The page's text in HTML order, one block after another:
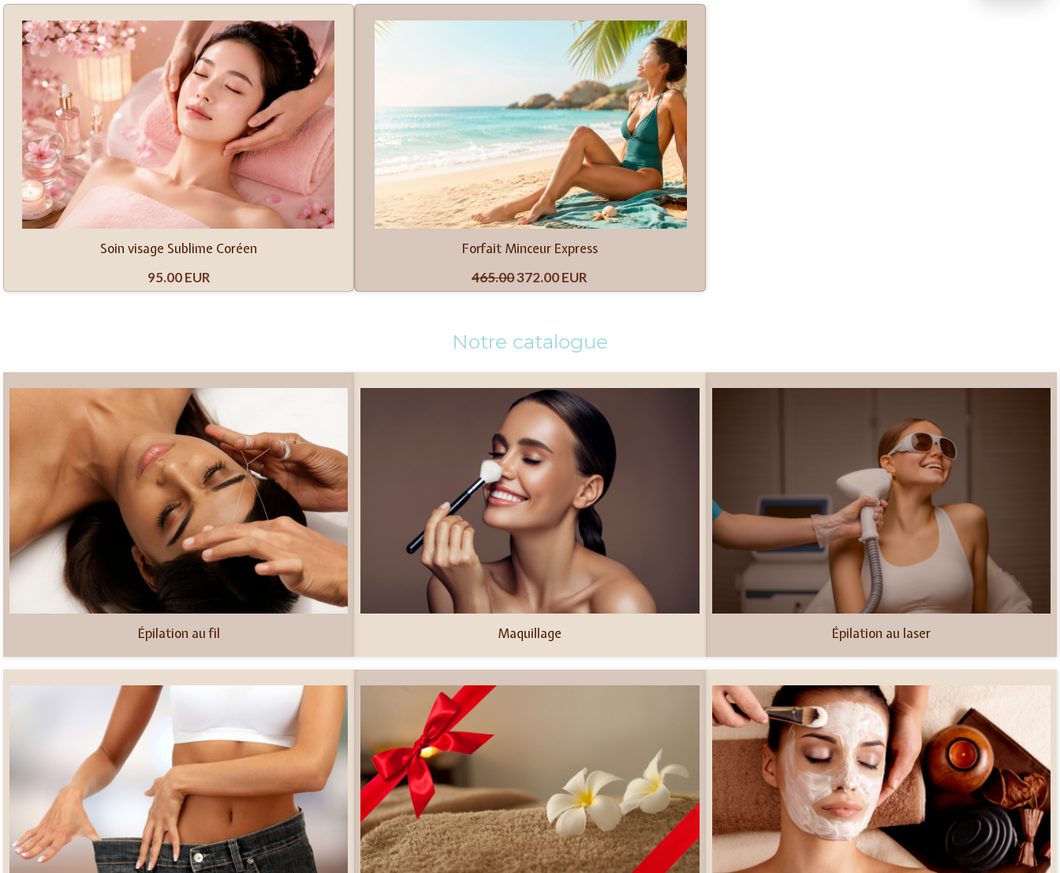
Soin visage Sublime Coréen
95.00 EUR
Forfait Minceur Express
465.00372.00 EUR
Notre catalogue
Épilation au fil Maquillage Épilation au laser